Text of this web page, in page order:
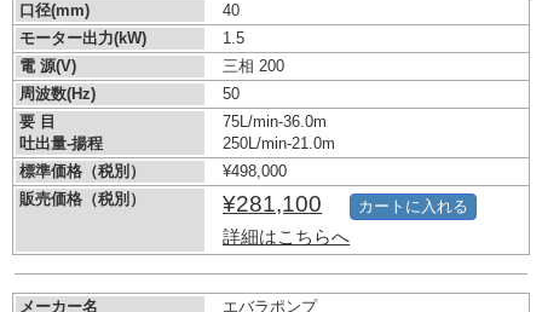
口径(mm)
40
モーター出力(kW)
1.5
電 源(V)
三相 200
周波数(Hz)
50
要 目
吐出量-揚程
75L/min-36.0m
250L/min-21.0m
標準価格（税別）
¥498,000
販売価格（税別）
¥281,100
詳細はこちらへ
カートに入れる
メーカー名 エバラポンプ